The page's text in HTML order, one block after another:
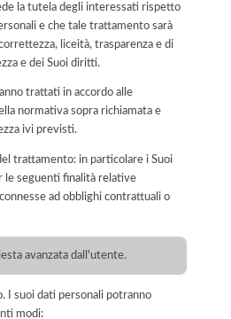
la tutela degli interessati rispetto
e che tale trattamento sarà
liceità, trasparenza e di
e dei Suoi diritti.
trattati in accordo alle
normativa sopra richiamata e
ivi previsti.
trattamento: in particolare i Suoi
le seguenti finalità relative
ad obblighi contrattuali o
avanzata dall'utente.
I suoi dati personali potranno
modi: